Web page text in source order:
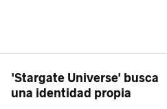
'Stargate Universe' busca
una identidad propia